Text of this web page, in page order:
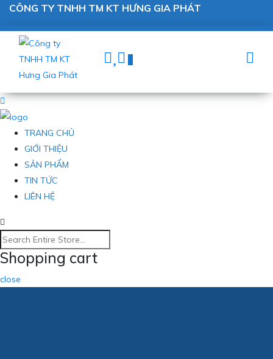
CÔNG TY TNHH TM KT HƯNG GIA PHÁT
0
TRANG CHỦ
GIỚI THIỆU
SẢN PHẨM
TIN TỨC
LIÊN HỆ
Shopping cart
close